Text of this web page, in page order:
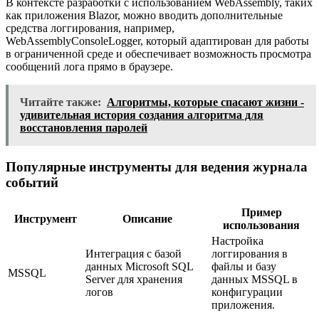
В контексте разработки с использованием WebAssembly, таких
как приложения Blazor, можно вводить дополнительные
средства логгирования, например,
WebAssemblyConsoleLogger, который адаптирован для работы
в ограниченной среде и обеспечивает возможность просмотра
сообщений лога прямо в браузере.
Читайте также: Алгоритмы, которые спасают жизни -
удивительная история создания алгоритма для
восстановления паролей
Популярные инструменты для ведения журнала
событий
Инструмент Описание
Пример
использования
MSSQL
Интеграция с базой
данных Microsoft SQL
Server для хранения
логов
Настройка
логгирования в
файлы и базу
данных MSSQL в
конфигурации
приложения.